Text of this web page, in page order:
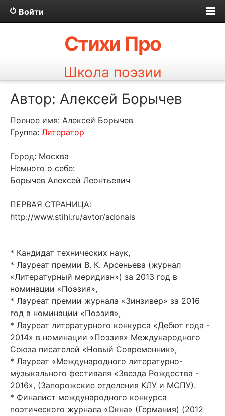
Войти
Стихи Про
Школа поэзии
Автор: Алексей Борычев
Полное имя: Алексей Борычев
Группа: Литератор
Город: Москва
Немного о себе:
Борычев Алексей Леонтьевич
ПЕРВАЯ СТРАНИЦА:
http://www.stihi.ru/avtor/adonais
* Кандидат технических наук,
* Лауреат премии В. К. Арсеньева (журнал
«Литературный меридиан») за 2013 год в
номинации «Поэзия»,
* Лауреат премии журнала «Зинзивер» за 2016
год в номинации «Поэзия»,
* Лауреат литературного конкурса «Дебют года -
2014» в номинации «Поэзия» Международного
Союза писателей «Новый Современник»,
* Лауреат «Международного литературно-
музыкального фестиваля «Звезда Рождества -
2016», (Запорожские отделения КЛУ и МСПУ).
* Финалист международного конкурса
поэтического журнала «Окна» (Германия) (2012